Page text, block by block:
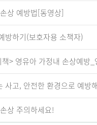
상 예방법[동영상]
방하기(보호자용 소책자)
> 영유아 가정내 손상예방
사고, 안전한 환경으로 예방
상 주의하세요!